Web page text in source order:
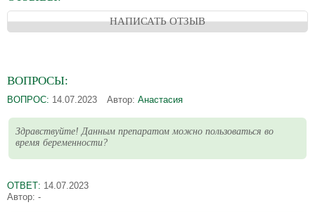
НАПИСАТЬ ОТЗЫВ
ВОПРОСЫ:
ВОПРОС: 14.07.2023 Автор: Анастасия
Здравствуйте! Данным препаратом можно пользоваться во
время беременности?
ОТВЕТ: 14.07.2023
Автор: -